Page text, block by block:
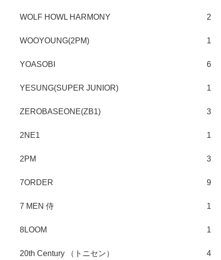
WOLF HOWL HARMONY 2
WOOYOUNG(2PM) 1
YOASOBI 6
YESUNG(SUPER JUNIOR) 1
ZEROBASEONE(ZB1) 3
2NE1 1
2PM 3
7ORDER 9
7 MEN 侍 1
8LOOM 1
20th Century （トニセン） 4